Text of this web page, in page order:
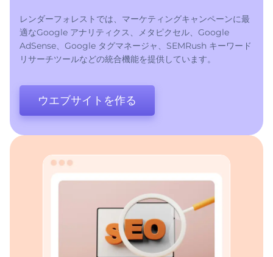
レンダーフォレストでは、マーケティングキャンペーンに最
適なGoogle アナリティクス、メタピクセル、Google
AdSense、Google タグマネージャ、SEMRush キーワード
リサーチツールなどの統合機能を提供しています。
ウエブサイトを作る